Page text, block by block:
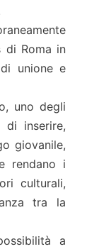
di Roma in
unione e
uno degli
di inserire,
giovanile,
rendano i
culturali,
tra la
a